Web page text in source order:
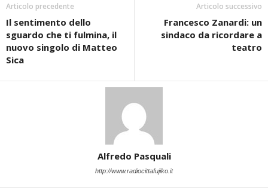
Articolo precedente
Il sentimento dello
sguardo che ti fulmina, il
nuovo singolo di Matteo
Sica
Articolo successivo
Francesco Zanardi: un
sindaco da ricordare a
teatro
Alfredo Pasquali
http://www.radiocittafujiko.it